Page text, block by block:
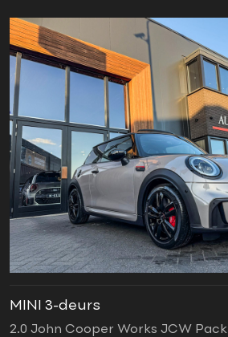
MINI 3-deurs
2.0 John Cooper Works JCW Pack